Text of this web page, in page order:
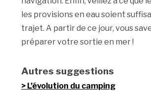
les provisions en eau soient
trajet. A partir de ce jour, vous
préparer votre sortie en mer !
Autres suggestions
L’évolution du camping